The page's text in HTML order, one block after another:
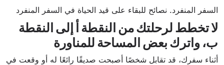
السفر المنفرد. نصائح للبقاء على قيد الحياة في السفر المنفرد
لا تخطط لرحلتك من النقطة أ إلى النقطة
ب، واترك بعض المساحة للمناورة
أثناء سفرك، قد تقابل شخصًا أصبحت صديقًا رائعًا له أو وقعت في